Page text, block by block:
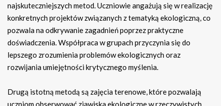
najskuteczniejszych metod. Uczniowie angażują się w realizację
konkretnych projektów związanych z tematyką ekologiczną, co
pozwala na odkrywanie zagadnień poprzez praktyczne
doświadczenia. Współpraca w grupach przyczynia się do
lepszego zrozumienia problemów ekologicznych oraz
rozwijania umiejętności krytycznego myślenia.
Drugą istotną metodą są zajęcia terenowe, które pozwalają
uczniom obserwować zjawiska ekologiczne w rzeczywistych